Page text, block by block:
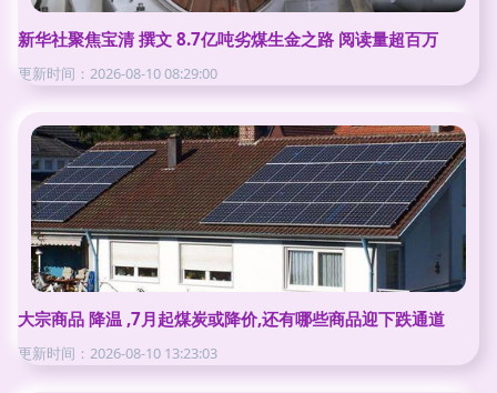
新华社聚焦宝清 撰文 8.7亿吨劣煤生金之路 阅读量超百万
更新时间：2026-08-10 08:29:00
大宗商品 降温 ,7月起煤炭或降价,还有哪些商品迎下跌通道
更新时间：2026-08-10 13:23:03